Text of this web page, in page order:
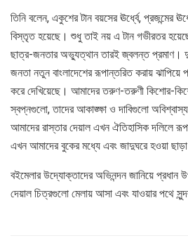
তিনি বলেন, একুশের টান বয়সের ঊর্ধ্বে, প্রজন্মের
বিস্তৃত হয়েছে। শুধু তাই নয় এ টান গভীরতর
ছাত্র-জনতার অভ্যুত্থান তারই জ্বলন্ত প্রমাণ।
জনতা নতুন বাংলাদেশের রূপান্তরিত করায়
করে দেখিয়েছে। আমাদের তরুণ-তরুণী কিশোর-
স্বপ্নগুলো, তাদের আকাঙ্ক্ষা ও দাবিগুলো
আমাদের রাস্তার দেয়াল এখন ঐতিহাসিক দলিলে
এখন আমাদের বুকের মধ্যে এবং জাদুঘরে হওয়া
বইমেলার উদ্যোক্তাদের অভিনন্দন জানিয়ে প্রধান
দেয়াল চিত্রগুলো মেলায় আসা এবং যাওয়ার পথে